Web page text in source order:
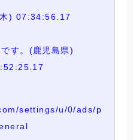
) 07:34:56.17
す。(鹿児島県)
settings/u/0/ads/p